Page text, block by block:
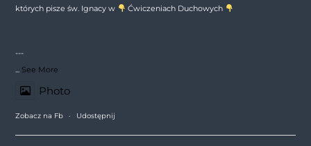
których pisze św. Ignacy w
Ćwiczeniach Duchowych
---
See More
Photo
Zobacz na Fb · Udostępnij